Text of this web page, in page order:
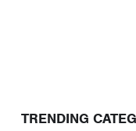
TRENDING